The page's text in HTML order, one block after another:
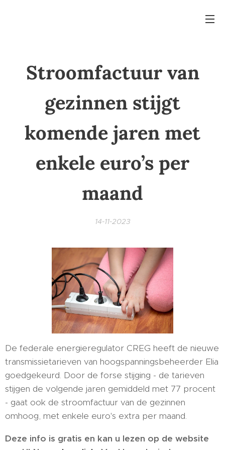
Stroomfactuur van
gezinnen stijgt
komende jaren met
enkele euro’s per
maand
14-11-2023
De federale energieregulator CREG heeft de nieuwe
transmissietarieven van hoogspanningsbeheerder Elia
goedgekeurd. Door de forse stijging - de tarieven
stijgen de volgende jaren gemiddeld met 77 procent
- gaat ook de stroomfactuur van de gezinnen
omhoog, met enkele euro's extra per maand.
Deze info is gratis en kan u lezen op de website